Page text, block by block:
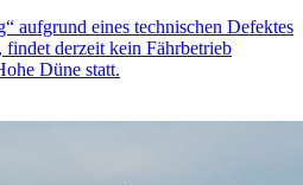
aufgrund eines technischen Defektes
derzeit kein Fährbetrieb
Düne statt.